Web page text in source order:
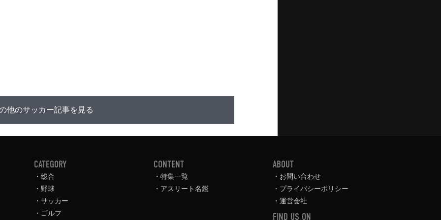
他のサッカー記事を見る
CATEGORY
総合
野球
サッカー
ゴルフ
CONTENT
特集一覧
アスリート名鑑
ABOUT
お問い合わせ
プライバシーポリシー
運営会社
FIND US ON